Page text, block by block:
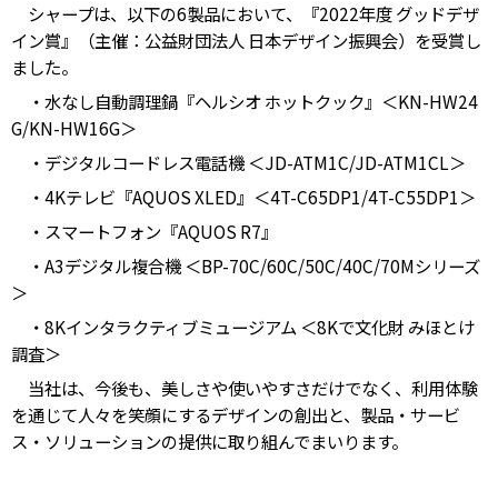
シャープは、以下の6製品において、『2022年度 グッドデザ
イン賞』（主催：公益財団法人 日本デザイン振興会）を受賞し
ました。
・水なし自動調理鍋『ヘルシオ ホットクック』＜KN-HW24
G/KN-HW16G＞
・デジタルコードレス電話機 ＜JD-ATM1C/JD-ATM1CL＞
・4Kテレビ『AQUOS XLED』＜4T-C65DP1/4T-C55DP1＞
・スマートフォン『AQUOS R7』
・A3デジタル複合機 ＜BP-70C/60C/50C/40C/70Mシリーズ
＞
・8Kインタラクティブミュージアム ＜8Kで文化財 みほとけ
調査＞
当社は、今後も、美しさや使いやすさだけでなく、利用体験
を通じて人々を笑顔にするデザインの創出と、製品・サービ
ス・ソリューションの提供に取り組んでまいります。